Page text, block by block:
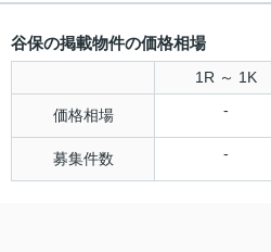
谷保の掲載物件の価格相場
1R ～ 1K
価格相場 -
募集件数 -